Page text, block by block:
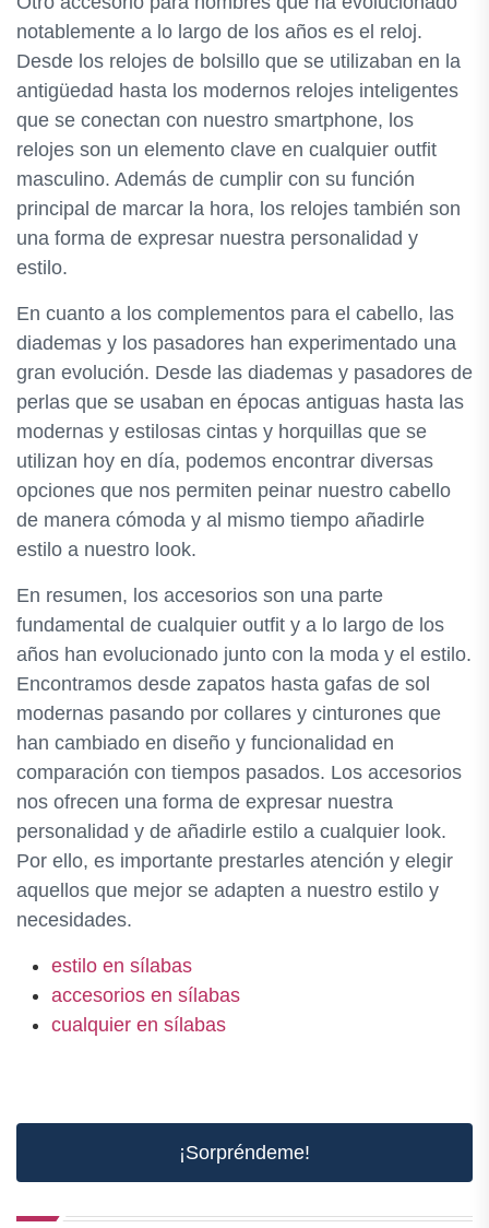
notablemente a lo largo de los años es el reloj.
Desde los relojes de bolsillo que se utilizaban en la
antigüedad hasta los modernos relojes inteligentes
que se conectan con nuestro smartphone, los
relojes son un elemento clave en cualquier outfit
masculino. Además de cumplir con su función
principal de marcar la hora, los relojes también son
una forma de expresar nuestra personalidad y
estilo.
En cuanto a los complementos para el cabello, las
diademas y los pasadores han experimentado una
gran evolución. Desde las diademas y pasadores de
perlas que se usaban en épocas antiguas hasta las
modernas y estilosas cintas y horquillas que se
utilizan hoy en día, podemos encontrar diversas
opciones que nos permiten peinar nuestro cabello
de manera cómoda y al mismo tiempo añadirle
estilo a nuestro look.
En resumen, los accesorios son una parte
fundamental de cualquier outfit y a lo largo de los
años han evolucionado junto con la moda y el estilo.
Encontramos desde zapatos hasta gafas de sol
modernas pasando por collares y cinturones que
han cambiado en diseño y funcionalidad en
comparación con tiempos pasados. Los accesorios
nos ofrecen una forma de expresar nuestra
personalidad y de añadirle estilo a cualquier look.
Por ello, es importante prestarles atención y elegir
aquellos que mejor se adapten a nuestro estilo y
necesidades.
estilo en sílabas
accesorios en sílabas
cualquier en sílabas
¡Sorpréndeme!